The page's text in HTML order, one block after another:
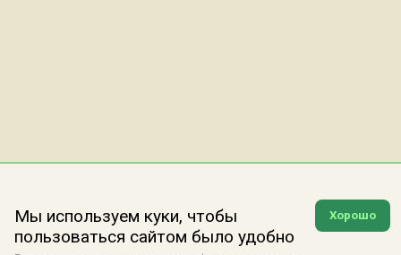
Хорошо
Мы используем куки, чтобы
пользоваться сайтом было удобно